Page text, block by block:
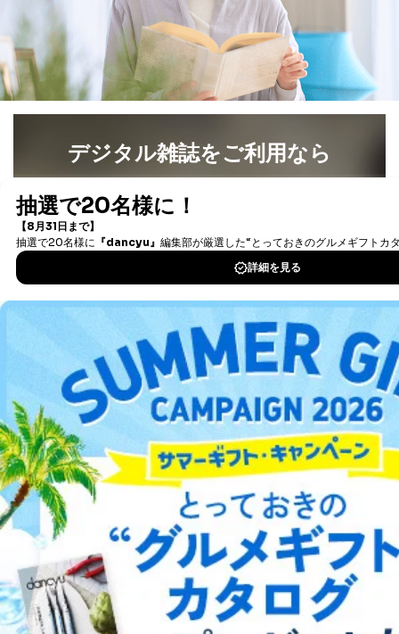
当社は、取得した個人情報を適切に管理し､あらかじめ
本人の同意を得ることなく第三者に提供することはあり
ません。ただし、次の場合は除きます。
法令に基づく場合
人の生命､身体または財産の保護のために必要がある
場合であって、本人の同意を得ることが困難であると
公衆衛生の向上または児童の健全な育成の推進のため
に特に必要がある場合であって、本人の同意を得るこ
とが困難である場合。
国の機関もしくは地方公共団体またはその委託を受け
た者が法令の定める事務を遂行することに対して協力
する必要がある場合であって、本人の同意を得ること
により当該事務の遂行に支障を及ぼすおそれがあると
だ企業に、業務の一部として個人情報の取扱いを委
供先企業に個人情報を開示することがあります。
委託・提供先企業は具体的には以下のような企業です
が、これらに限りません。
委託先：カスタマーサポート支援会社 、クレジッ
トカード決済などの決済代行・料金回収会社、広
告配信サービス会社
提供先：出版社、出版物発売元、卸売会社、販売
店など商品の供給者、梱包会社、配送会社、新聞
販売店などの梱包・配送・配達会社
４．開示対象個人情報の「開示」「訂正」等の請求につ
いて
当社は、本人から、開示対象個人情報について利用目的
の通知を求められた場合には、遅滞なくこれに応じま
す。ただし、以下①～④のいずれかに該当する場合は、
利用目的の通知を行なうことはできません。そのとき
は、本人に遅滞無くその旨を通知するとともに、理由を
デジタル雑誌をご利用なら
書籍）が無料で読み放題！
DOWNLOAD FOR IOS
DOWNLOAD FOR ANDROID
ご利用方法はこちら
総合案内
アフィリエイト 採用情報
プレスリリース お問い合わせ
利用規約プライバシーポリシー 特定商取引法に基づく表示
出版社の皆様へ
投資家の皆様へサイトマップ